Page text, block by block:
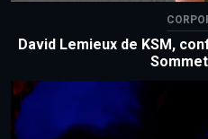
David Lemieux de KSM,